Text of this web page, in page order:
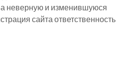
неверную и изменившуюся
сайта ответственность